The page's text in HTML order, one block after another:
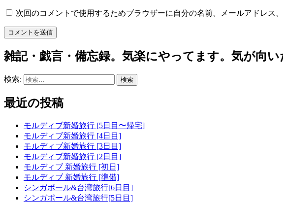
次回のコメントで使用するためブラウザーに自分の名前、メールアドレス
雑記・戯言・備忘録。気楽にやってます。気が向い
検索:
最近の投稿
モルディブ新婚旅行 [5日目〜帰宅]
モルディブ新婚旅行 [4日目]
モルディブ新婚旅行 [3日目]
モルディブ新婚旅行 [2日目]
モルディブ 新婚旅行 [初日]
モルディブ 新婚旅行 [準備]
シンガポール&台湾旅行[6日目]
シンガポール&台湾旅行[5日目]